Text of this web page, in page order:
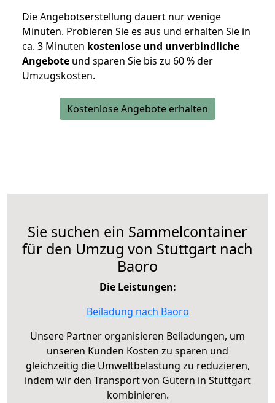
Die Angebotserstellung dauert nur wenige
Minuten. Probieren Sie es aus und erhalten Sie in
ca. 3 Minuten kostenlose und unverbindliche
Angebote und sparen Sie bis zu 60 % der
Umzugskosten.
Kostenlose Angebote erhalten
Sie suchen ein Sammelcontainer
für den Umzug von Stuttgart nach
Baoro
Die Leistungen:
Beiladung nach Baoro
Unsere Partner organisieren Beiladungen, um
unseren Kunden Kosten zu sparen und
gleichzeitig die Umweltbelastung zu reduzieren,
indem wir den Transport von Gütern in Stuttgart
kombinieren.